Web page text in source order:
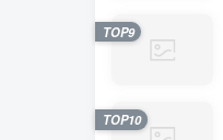
TOP9
TOP10